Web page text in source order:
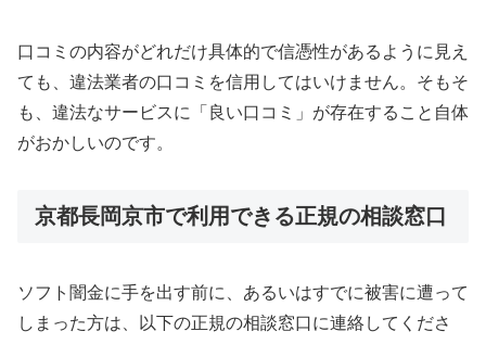
口コミの内容がどれだけ具体的で信憑性があるように見え
ても、違法業者の口コミを信用してはいけません。そもそ
も、違法なサービスに「良い口コミ」が存在すること自体
がおかしいのです。
京都長岡京市で利用できる正規の相談窓口
ソフト闇金に手を出す前に、あるいはすでに被害に遭って
しまった方は、以下の正規の相談窓口に連絡してくださ